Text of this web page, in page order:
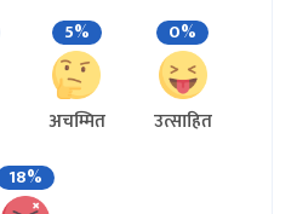
5%
अचम्मित
0%
उत्साहित
18%